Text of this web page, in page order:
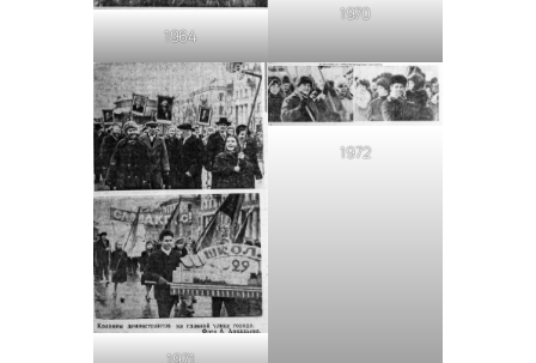
1964
1970
1972